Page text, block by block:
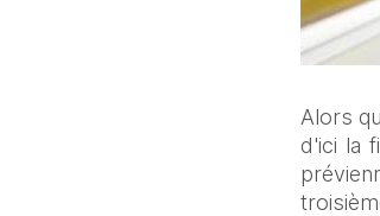
Alors
d'ici la